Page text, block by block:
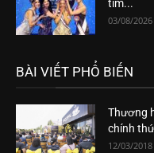
tìm...
03/08/2026
BÀI VIẾT PHỔ BIẾN
Thương
chính
12/03/2018